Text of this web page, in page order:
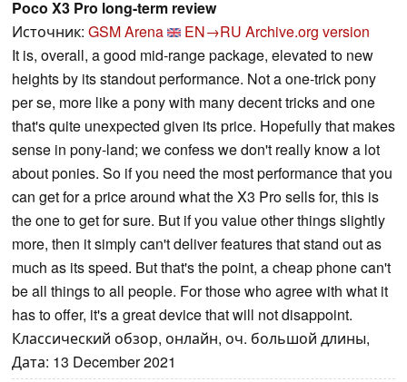
Poco X3 Pro long-term review
Источник: GSM Arena EN→RU Archive.org version
It is, overall, a good mid-range package, elevated to new
heights by its standout performance. Not a one-trick pony
per se, more like a pony with many decent tricks and one
that's quite unexpected given its price. Hopefully that makes
sense in pony-land; we confess we don't really know a lot
about ponies. So if you need the most performance that you
can get for a price around what the X3 Pro sells for, this is
the one to get for sure. But if you value other things slightly
more, then it simply can't deliver features that stand out as
much as its speed. But that's the point, a cheap phone can't
be all things to all people. For those who agree with what it
has to offer, it's a great device that will not disappoint.
Классический обзор, онлайн, оч. большой длины,
Дата: 13 December 2021